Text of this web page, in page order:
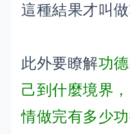
這種結果才叫做
此外要瞭解功
己到什麼境界
情做完有多少